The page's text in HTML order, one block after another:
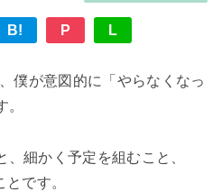
B! P L
僕が意図的に「やらなくなっ
細かく予定を組むこと、
です。